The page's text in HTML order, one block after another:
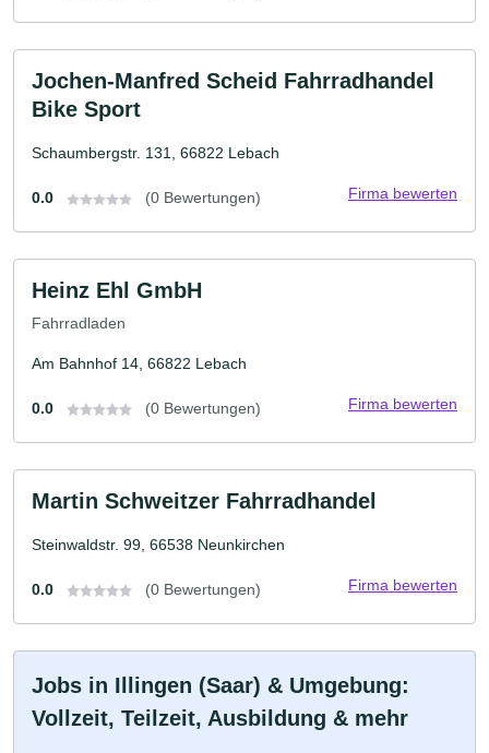
Jochen-Manfred Scheid Fahrradhandel
Bike Sport
Schaumbergstr. 131, 66822 Lebach
0.0 (0 Bewertungen) Firma bewerten
Heinz Ehl GmbH
Fahrradladen
Am Bahnhof 14, 66822 Lebach
0.0 (0 Bewertungen) Firma bewerten
Martin Schweitzer Fahrradhandel
Steinwaldstr. 99, 66538 Neunkirchen
0.0 (0 Bewertungen) Firma bewerten
Jobs in Illingen (Saar) & Umgebung:
Vollzeit, Teilzeit, Ausbildung & mehr